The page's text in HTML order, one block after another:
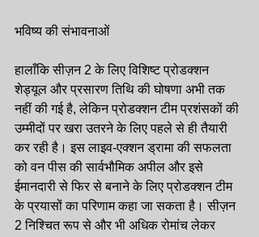
भविष्य की संभावनाओं
हालाँकि सीज़न 2 के लिए विशिष्ट प्रोडक्शन
शेड्यूल और प्रसारण तिथि की घोषणा अभी तक
नहीं की गई है, लेकिन प्रोडक्शन टीम प्रशंसकों की
उम्मीदों पर खरा उतरने के लिए पहले से ही तैयारी
कर रही है। इस लाइव-एक्शन ड्रामा की सफलता
को वन पीस की सार्वभौमिक अपील और इसे
ईमानदारी से फिर से बनाने के लिए प्रोडक्शन टीम
के प्रयासों का परिणाम कहा जा सकता है। सीज़न
2 निश्चित रूप से और भी अधिक रोमांच लेकर